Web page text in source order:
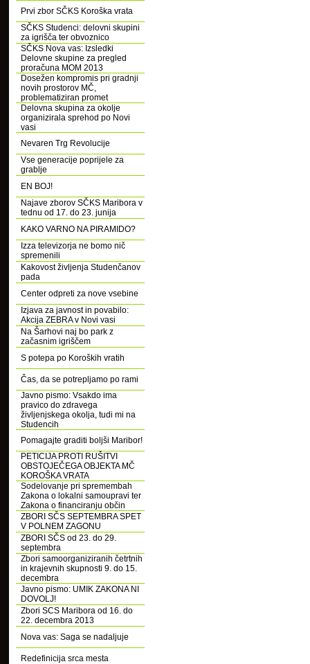
Prvi zbor SČKS Koroška vrata
SČKS Studenci: delovni skupini
za igrišča ter obvoznico
SČKS Nova vas: Izsledki
Delovne skupine za pregled
proračuna MOM 2013
Dosežen kompromis pri gradnji
novih prostorov MČ,
problematiziran promet
Delovna skupina za okolje
organizirala sprehod po Novi
vasi
Nevaren Trg Revolucije
Vse generacije poprijele za
grablje
EN BOJ!
Najave zborov SČKS Maribora v
tednu od 17. do 23. junija
KAKO VARNO NA PIRAMIDO?
Izza televizorja ne bomo nič
spremenili
Kakovost življenja Studenčanov
pada
Center odpreti za nove vsebine
Izjava za javnost in povabilo:
Akcija ZEBRA v Novi vasi
Na Šarhovi naj bo park z
začasnim igriščem
S potepa po Koroških vratih
Čas, da se potrepljamo po rami
Javno pismo: Vsakdo ima
pravico do zdravega
življenjskega okolja, tudi mi na
Studencih
Pomagajte graditi boljši Maribor!
PETICIJA PROTI RUŠITVI
OBSTOJEČEGA OBJEKTA MČ
KOROŠKA VRATA
Sodelovanje pri spremembah
Zakona o lokalni samoupravi ter
Zakona o financiranju občin
ZBORI SČS SEPTEMBRA SPET
V POLNEM ZAGONU
ZBORI SČS od 23. do 29.
septembra
Zbori samoorganiziranih četrtnih
in krajevnih skupnosti 9. do 15.
decembra
Javno pismo: UMIK ZAKONA NI
DOVOLJ!
Zbori SCS Maribora od 16. do
22. decembra 2013
Nova vas: Saga se nadaljuje
Redefinicija srca mesta